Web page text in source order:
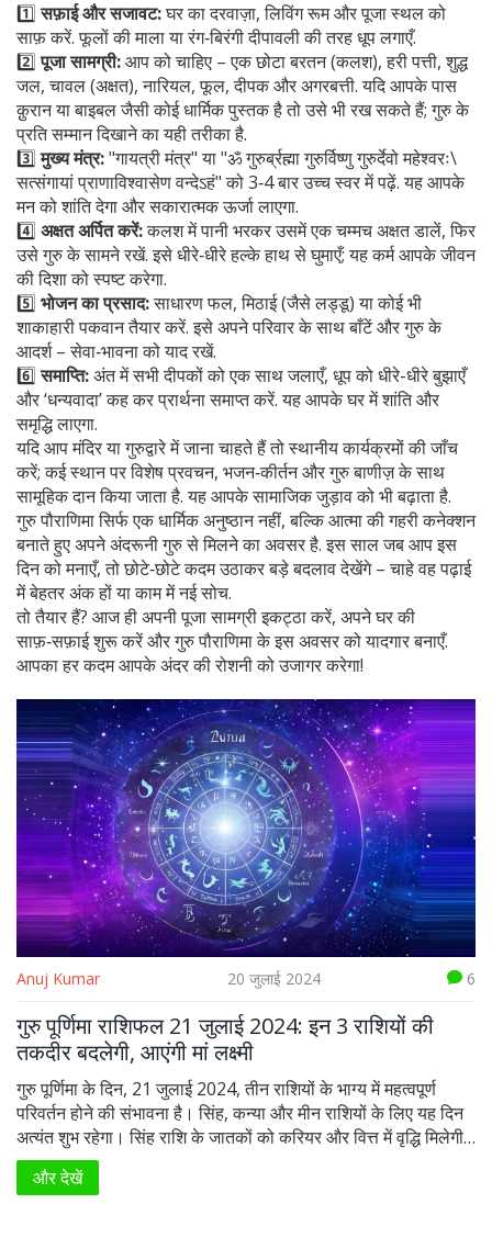
1️⃣सफ़ाई और सजावट:घर का दरवाज़ा, लिविंग रूम और पूजा स्थल को
साफ़ करें. फूलों की माला या रंग‑बिरंगी दीपावली की तरह धूप लगाएँ.
2️⃣पूजा सामग्री:आप को चाहिए – एक छोटा बरतन (कलश), हरी पत्ती, शुद्ध
जल, चावल (अक्षत), नारियल, फूल, दीपक और अगरबत्ती. यदि आपके पास
क़ुरान या बाइबल जैसी कोई धार्मिक पुस्तक है तो उसे भी रख सकते हैं; गुरु के
प्रति सम्मान दिखाने का यही तरीका है.
3️⃣मुख्य मंत्र:"गायत्री मंत्र" या "ॐ गुरुर्ब्रह्मा गुरुर्विष्णु गुरुर्देवो महेश्वरः\
सत्संगायां प्राणाविश्वासेण वन्देऽहं" को 3‑4 बार उच्च स्वर में पढ़ें. यह आपके
मन को शांति देगा और सकारात्मक ऊर्जा लाएगा.
4️⃣ अक्षत अर्पित करें:कलश में पानी भरकर उसमें एक चम्मच अक्षत डालें, फिर
उसे गुरु के सामने रखें. इसे धीरे‑धीरे हल्के हाथ से घुमाएँ; यह कर्म आपके जीवन
की दिशा को स्पष्ट करेगा.
5️⃣ भोजन का प्रसाद:साधारण फल, मिठाई (जैसे लड्डू) या कोई भी
शाकाहारी पकवान तैयार करें. इसे अपने परिवार के साथ बाँटें और गुरु के
आदर्श – सेवा‑भावना को याद रखें.
6️⃣समाप्ति:अंत में सभी दीपकों को एक साथ जलाएँ, धूप को धीरे-धीरे बुझाएँ
और ‘धन्यवादा’ कह कर प्रार्थना समाप्त करें. यह आपके घर में शांति और
समृद्धि लाएगा.
यदि आप मंदिर या गुरुद्वारे में जाना चाहते हैं तो स्थानीय कार्यक्रमों की जाँच
करें; कई स्थान पर विशेष प्रवचन, भजन‑कीर्तन और गुरु बाणीज़ के साथ
सामूहिक दान किया जाता है. यह आपके सामाजिक जुड़ाव को भी बढ़ाता है.
गुरु पौराणिमा सिर्फ एक धार्मिक अनुष्ठान नहीं, बल्कि आत्मा की गहरी कनेक्शन
बनाते हुए अपने अंदरूनी गुरु से मिलने का अवसर है. इस साल जब आप इस
दिन को मनाएँ, तो छोटे‑छोटे कदम उठाकर बड़े बदलाव देखेंगे – चाहे वह पढ़ाई
में बेहतर अंक हों या काम में नई सोच.
तो तैयार हैं? आज ही अपनी पूजा सामग्री इकट्ठा करें, अपने घर की
साफ़‑सफ़ाई शुरू करें और गुरु पौराणिमा के इस अवसर को यादगार बनाएँ.
आपका हर कदम आपके अंदर की रोशनी को उजागर करेगा!
Anuj Kumar 20 जुलाई 2024 6
गुरु पूर्णिमा राशिफल 21 जुलाई 2024: इन 3 राशियों की
तकदीर बदलेगी, आएंगी मां लक्ष्मी
गुरु पूर्णिमा के दिन, 21 जुलाई 2024, तीन राशियों के भाग्य में महत्वपूर्ण
परिवर्तन होने की संभावना है। सिंह, कन्या और मीन राशियों के लिए यह दिन
अत्यंत शुभ रहेगा। सिंह राशि के जातकों को करियर और वित्त में वृद्धि मिलेगी,
कन्या राशि के संबंधों में सुधार और मीन राशि के जीवन में सकारात्मक परिवर्तन
देखने को मिलेगा।
और देखें